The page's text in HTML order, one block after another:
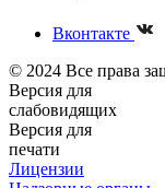
Вконтакте
© 2024 Все права
Версия для
слабовидящих
Версия для
печати
Лицензии